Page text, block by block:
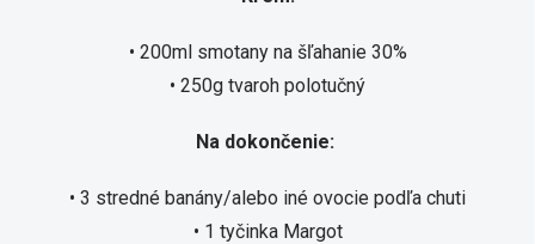
• 200ml smotany na šľahanie 30%
• 250g tvaroh polotučný
Na dokončenie:
• 3 stredné banány/alebo iné ovocie podľa chuti
• 1 tyčinka Margot